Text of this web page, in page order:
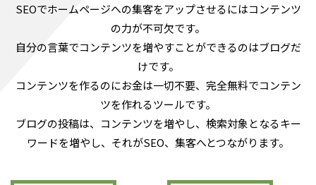
SEOでホームページへの集客をアップさせるにはコンテンツ
の力が不可欠です。
自分の言葉でコンテンツを増やすことができるのはブログだ
けです。
コンテンツを作るのにお金は一切不要、完全無料でコンテン
ツを作れるツールです。
ブログの投稿は、コンテンツを増やし、検索対象となるキー
ワードを増やし、それがSEO、集客へとつながります。